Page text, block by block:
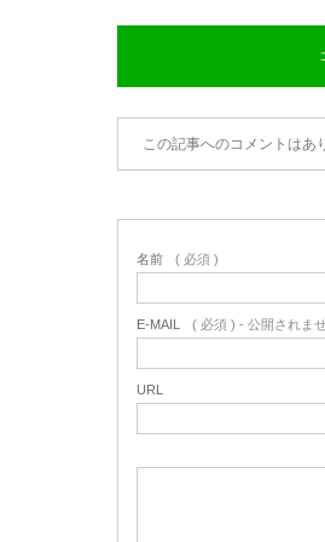
この記事へのコメントはあ
名前 ( 必須 )
E-MAIL ( 必須 ) - 公開されま
URL